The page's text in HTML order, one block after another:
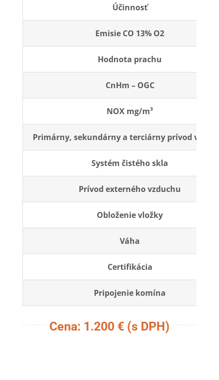
Účinnosť
Emisie CO 13% O2
Hodnota prachu
CnHm – OGC
NOX mg/m³
Primárny, sekundárny a terciárny prívod
Systém čistého skla
Prívod externého vzduchu
Obloženie vložky
Váha
Certifikácia
Pripojenie komína
Cena: 1.200 € (s DPH)